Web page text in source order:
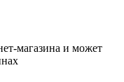
магазина и может